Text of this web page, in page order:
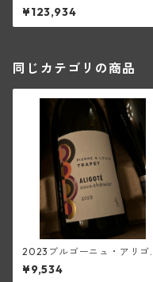
ベルタン・グラン・クリュ(ト
ラペ)
¥123,934
同じカテゴリの商品
2023ブルゴーニュ・アリゴ
テ・スー・シャトレ(ピエー
ル・エ・ルイ・トラペ)
¥9,534